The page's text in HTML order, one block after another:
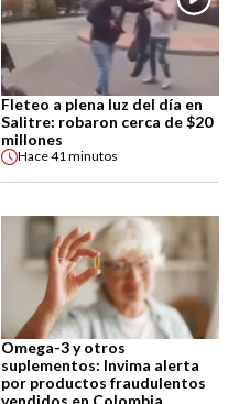
Fleteo a plena luz del día en
Salitre: robaron cerca de $20
millones
Hace41 minutos
Omega-3 y otros
suplementos: Invima alerta
por productos fraudulentos
vendidos en Colombia